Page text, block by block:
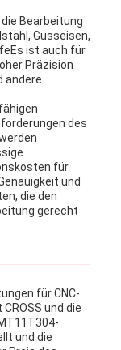
Bearbeitung
Gusseisen,
ist auch für
Präzision
andere
des
für
und
die den
gerecht
für CNC-
und die
und die